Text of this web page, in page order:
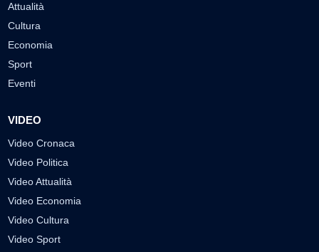
Attualità
Cultura
Economia
Sport
Eventi
VIDEO
Video Cronaca
Video Politica
Video Attualità
Video Economia
Video Cultura
Video Sport